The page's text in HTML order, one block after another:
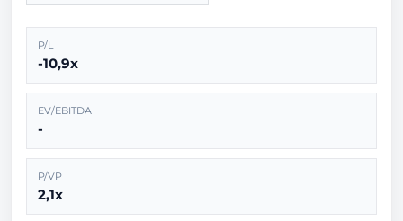
P/L
-10,9x
EV/EBITDA
-
P/VP
2,1x